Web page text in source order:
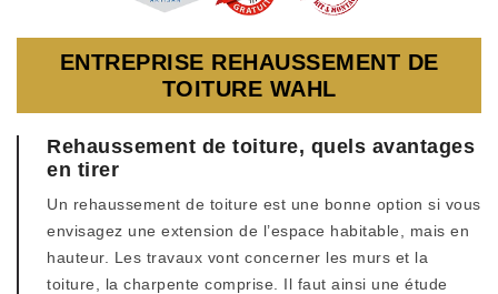
ENTREPRISE REHAUSSEMENT DE
TOITURE WAHL
Rehaussement de toiture, quels avantages
en tirer
Un rehaussement de toiture est une bonne option si vous
envisagez une extension de l’espace habitable, mais en
hauteur. Les travaux vont concerner les murs et la
toiture, la charpente comprise. Il faut ainsi une étude